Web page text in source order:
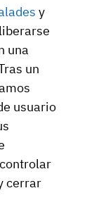
y
una
un
usuario
cerrar